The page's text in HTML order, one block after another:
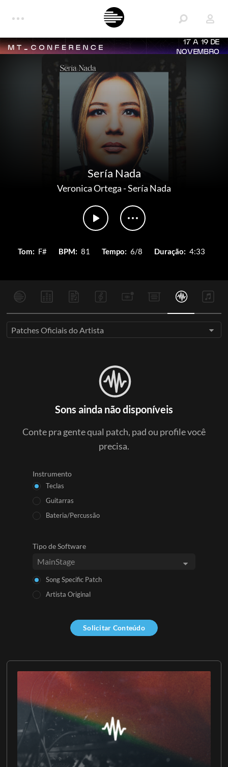
17 A 19 DE
NOVEMBRO
Sería Nada
Veronica Ortega-Sería Nada
Tom: F# BPM: 81 Tempo: 6/8 Duração: 4:33
Patches Oficiais do Artista
Sons ainda não disponíveis
Conte pra gente qual patch, pad ou profile você
precisa.
Instrumento
Teclas
Guitarras
Bateria/Percussão
Tipo de Software
Song Specific Patch
Artista Original
Solicitar Conteúdo